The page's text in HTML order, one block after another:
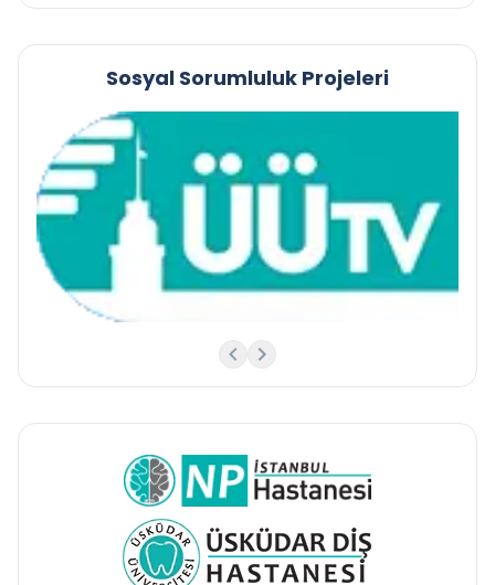
Sosyal Sorumluluk Projeleri